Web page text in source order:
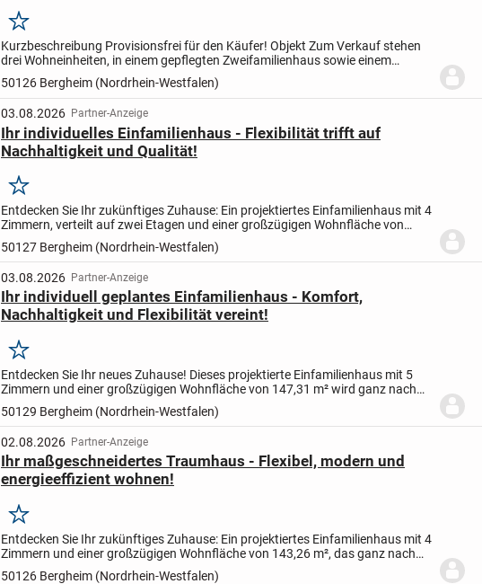
Merken
Kurzbeschreibung Provisionsfrei für den Käufer! Objekt Zum Verkauf stehen
drei Wohneinheiten, in einem gepflegten Zweifamilienhaus sowie einem
separaten Anbau, auf einem großzügigen 974 m² großen...
50126 Bergheim (Nordrhein-Westfalen)
03.08.2026 Partner-Anzeige
Ihr individuelles Einfamilienhaus - Flexibilität trifft auf
Nachhaltigkeit und Qualität!
Merken
Entdecken Sie Ihr zukünftiges Zuhause: Ein projektiertes Einfamilienhaus mit 4
Zimmern, verteilt auf zwei Etagen und einer großzügigen Wohnfläche von
136,78 m². Dieses Haus wird ganz nach Ihren...
50127 Bergheim (Nordrhein-Westfalen)
03.08.2026 Partner-Anzeige
Ihr individuell geplantes Einfamilienhaus - Komfort,
Nachhaltigkeit und Flexibilität vereint!
Merken
Entdecken Sie Ihr neues Zuhause! Dieses projektierte Einfamilienhaus mit 5
Zimmern und einer großzügigen Wohnfläche von 147,31 m² wird ganz nach
Ihren Wünschen und Vorstellungen gestaltet. Egal, ob...
50129 Bergheim (Nordrhein-Westfalen)
02.08.2026 Partner-Anzeige
Ihr maßgeschneidertes Traumhaus - Flexibel, modern und
energieeffizient wohnen!
Merken
Entdecken Sie Ihr zukünftiges Zuhause: Ein projektiertes Einfamilienhaus mit 4
Zimmern und einer großzügigen Wohnfläche von 143,26 m², das ganz nach
Ihren Wünschen und Vorstellungen gestaltet wird....
50126 Bergheim (Nordrhein-Westfalen)